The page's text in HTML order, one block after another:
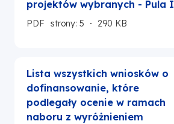
projektów wybranych - Pula I
PDF strony: 5 290 KB
Lista wszystkich wniosków o
dofinansowanie, które
podlegały ocenie w ramach
naboru z wyróżnieniem